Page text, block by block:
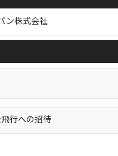
ン株式会社
行への招待